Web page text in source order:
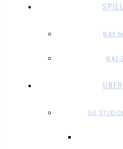
WAS
WAS
DIE